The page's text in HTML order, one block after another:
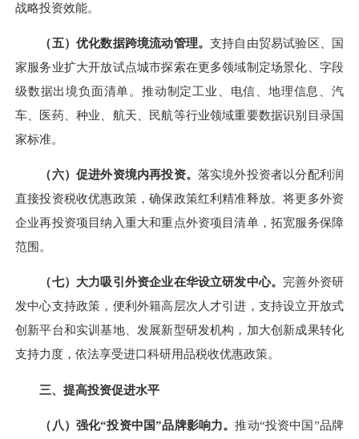
战略投资效能。
（五）优化数据跨境流动管理。支持自由贸易试验区、国
家服务业扩大开放试点城市探索在更多领域制定场景化、字段
级数据出境负面清单。推动制定工业、电信、地理信息、汽
车、医药、种业、航天、民航等行业领域重要数据识别目录国
家标准。
（六）促进外资境内再投资。 落实境外投资者以分配利润
直接投资税收优惠政策，确保政策红利精准释放。将更多外资
企业再投资项目纳入重大和重点外资项目清单，拓宽服务保障
范围。
（七）大力吸引外资企业在华设立研发中心。 完善外资研
发中心支持政策，便利外籍高层次人才引进，支持设立开放式
创新平台和实训基地、发展新型研发机构，加大创新成果转化
支持力度，依法享受进口科研用品税收优惠政策。
三、提高投资促进水平
（八）强化“投资中国”品牌影响力。推动“投资中国”品牌